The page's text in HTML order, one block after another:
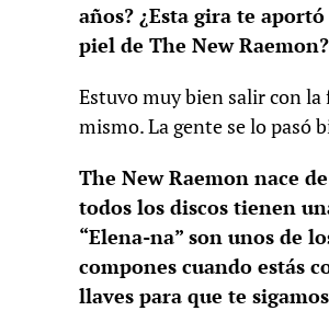
años? ¿Esta gira te
piel de The New Raemon?
Estuvo muy bien salir con la
mismo. La gente se lo pasó
The New Raemon nace
todos los discos tienen
“Elena-na” son unos de
compones cuando estás
llaves para que te